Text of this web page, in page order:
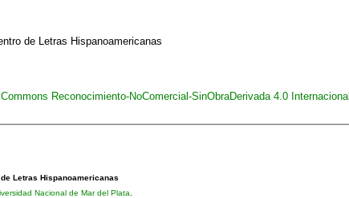
de Letras Hispanoamericanas
Reconocimiento-NoComercial-SinObraDerivada 4.0 Internacional
Letras Hispanoamericanas
Nacional de Mar del Plata